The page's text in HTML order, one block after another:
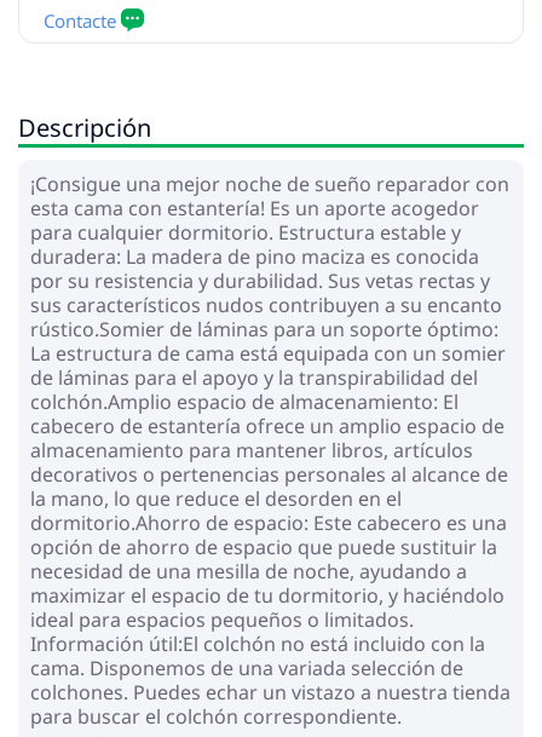
Descripción
¡Consigue una mejor noche de sueño reparador con
esta cama con estantería! Es un aporte acogedor
para cualquier dormitorio. Estructura estable y
duradera: La madera de pino maciza es conocida
por su resistencia y durabilidad. Sus vetas rectas y
sus característicos nudos contribuyen a su encanto
rústico.Somier de láminas para un soporte óptimo:
La estructura de cama está equipada con un somier
de láminas para el apoyo y la transpirabilidad del
colchón.Amplio espacio de almacenamiento: El
cabecero de estantería ofrece un amplio espacio de
almacenamiento para mantener libros, artículos
decorativos o pertenencias personales al alcance de
la mano, lo que reduce el desorden en el
dormitorio.Ahorro de espacio: Este cabecero es una
opción de ahorro de espacio que puede sustituir la
necesidad de una mesilla de noche, ayudando a
maximizar el espacio de tu dormitorio, y haciéndolo
ideal para espacios pequeños o limitados.
Información útil:El colchón no está incluido con la
cama. Disponemos de una variada selección de
colchones. Puedes echar un vistazo a nuestra tienda
para buscar el colchón correspondiente.